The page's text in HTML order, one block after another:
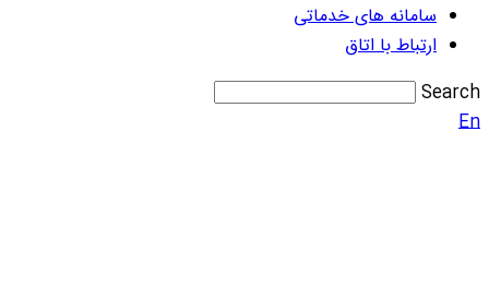
سامانه های خدماتی
ارتباط با اتاق
Search
En